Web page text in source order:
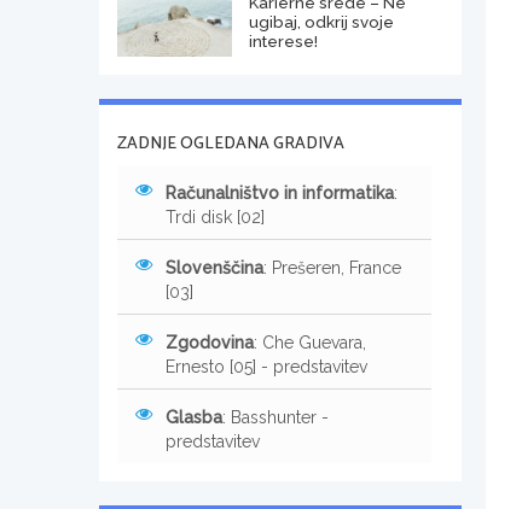
ugibaj, odkrij svoje
interese!
ZADNJE OGLEDANA GRADIVA
Računalništvo in informatika:
Trdi disk [02]
Slovenščina: Prešeren, France
[03]
Zgodovina: Che Guevara,
Ernesto [05] - predstavitev
Glasba: Basshunter -
predstavitev